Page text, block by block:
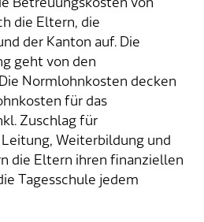
die Eltern, die
der Kanton auf. Die
geht von den
Normlohnkosten decken
für das
Zuschlag für
Weiterbildung und
die Eltern ihren finanziellen
Tagesschule jedem
Z